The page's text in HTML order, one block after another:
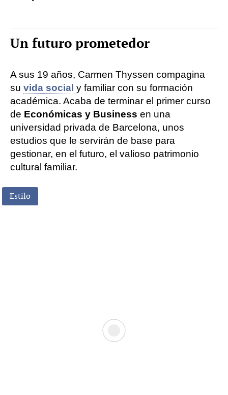
Un futuro prometedor
A sus 19 años, Carmen Thyssen compagina
su vida social y familiar con su formación
académica. Acaba de terminar el primer curso
de Económicas y Business en una
universidad privada de Barcelona, unos
estudios que le servirán de base para
gestionar, en el futuro, el valioso patrimonio
cultural familiar.
Estilo